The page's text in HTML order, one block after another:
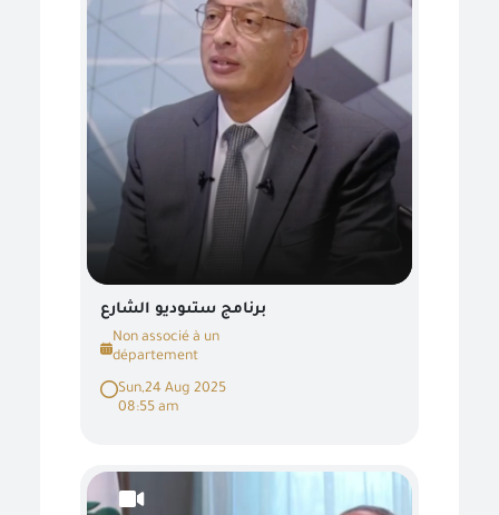
برنامج ستىوديو الشارع
Non associé à un
département
Sun,24 Aug 2025
08:55 am